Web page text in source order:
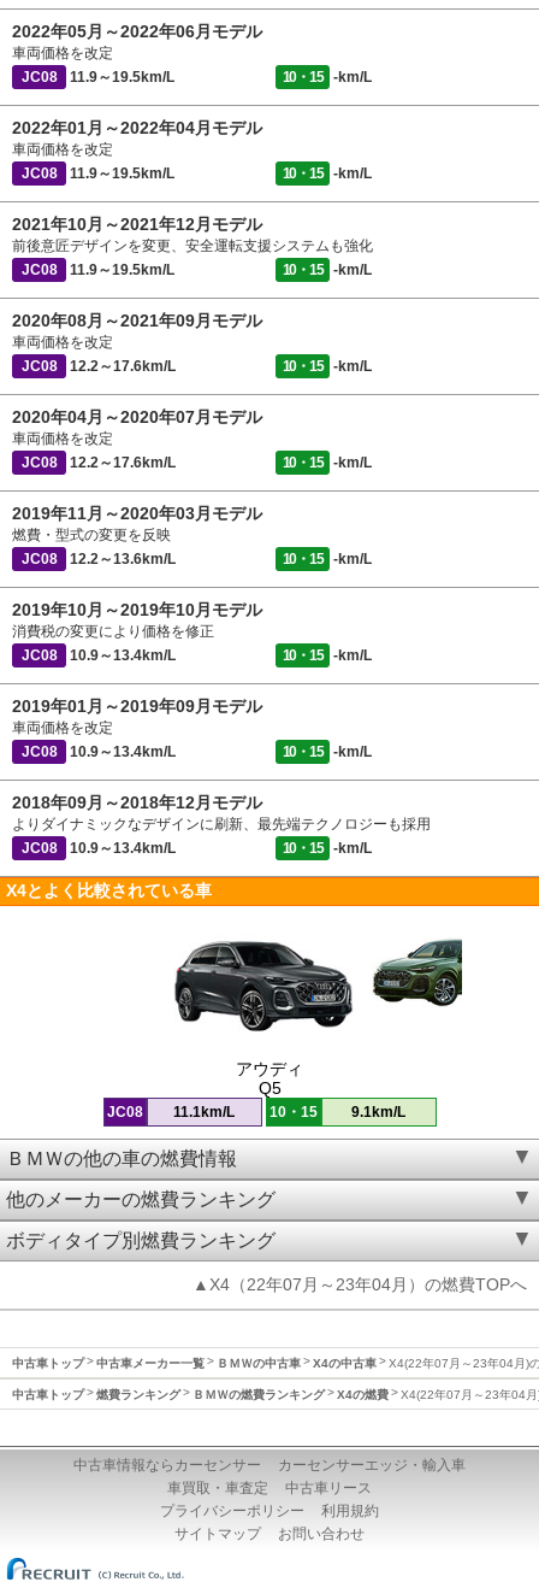
2022年05月～2022年06月モデル
車両価格を改定
JC08
11.9～19.5km/L 10・15 -km/L
2022年01月～2022年04月モデル
車両価格を改定
JC08
11.9～19.5km/L 10・15 -km/L
2021年10月～2021年12月モデル
前後意匠デザインを変更、安全運転支援システムも強化
JC08
11.9～19.5km/L 10・15 -km/L
2020年08月～2021年09月モデル
車両価格を改定
JC08
12.2～17.6km/L 10・15 -km/L
2020年04月～2020年07月モデル
車両価格を改定
JC08
12.2～17.6km/L 10・15 -km/L
2019年11月～2020年03月モデル
燃費・型式の変更を反映
JC08
12.2～13.6km/L 10・15 -km/L
2019年10月～2019年10月モデル
消費税の変更により価格を修正
JC08
10.9～13.4km/L 10・15 -km/L
2019年01月～2019年09月モデル
車両価格を改定
JC08
10.9～13.4km/L 10・15 -km/L
2018年09月～2018年12月モデル
よりダイナミックなデザインに刷新、最先端テクノロジーも採用
JC08
10.9～13.4km/L 10・15 -km/L
X4とよく比較されている車
アウディ
Q5
JC08 11.1km/L 10・15 9.1km/L
ＢＭＷの他の車の燃費情報
他のメーカーの燃費ランキング
ボディタイプ別燃費ランキング
▲X4（22年07月～23年04月）の燃費TOPへ
中古車トップ 中古車メーカー一覧 ＢＭＷの中古車 X4の中古車 X4(22年07月～23年04月)
中古車トップ 燃費ランキング ＢＭＷの燃費ランキング X4の燃費 X4(22年07月～23年04月
中古車情報ならカーセンサー
カーセンサーエッジ・輸入車
車買取・車査定
中古車リース
プライバシーポリシー
利用規約
サイトマップ
お問い合わせ